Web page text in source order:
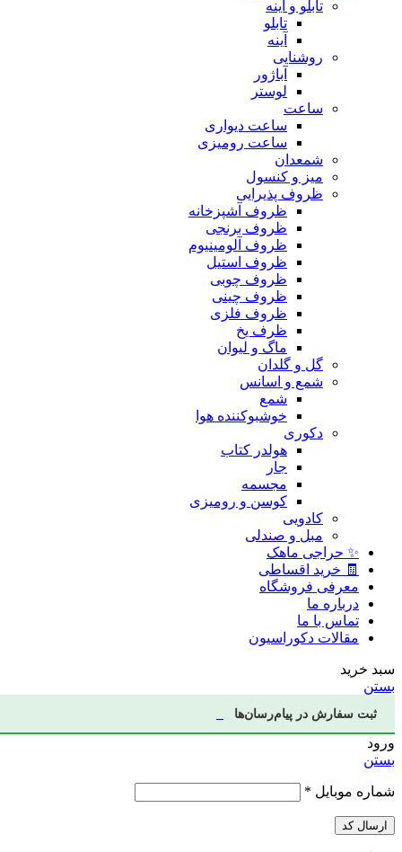
تابلو و آینه
تابلو
آینه
روشنایی
آباژور
لوستر
ساعت
ساعت دیواری
ساعت رومیزی
شمعدان
میز و کنسول
ظروف پذیرایی
ظروف آشپزخانه
ظروف برنجی
ظروف آلومینیوم
ظروف استیل
ظروف چوبی
ظروف چینی
ظروف فلزی
ظرف یخ
ماگ و لیوان
گل و گلدان
شمع و اسانس
شمع
خوشبوکننده هوا
دکوری
هولدر کتاب
جار
مجسمه
کوسن و رومیزی
کادویی
مبل و صندلی
✨ حراجی ماهک
🧾 خرید اقساطی
معرفی فروشگاه
درباره ما
تماس با ما
مقالات دکوراسیون
سبد خرید
بستن
ثبت سفارش در پیام‌رسان‌ها
ورود
بستن
شماره موبایل *
ارسال کد